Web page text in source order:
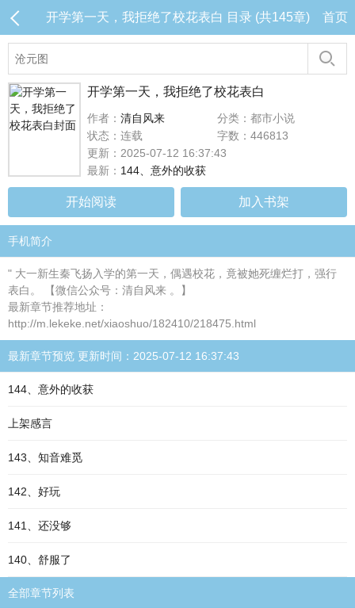
开学第一天，我拒绝了校花表白 目录 (共145章) 首页
开学第一天，我拒绝了校花表白
作者： 清自风来
分类：都市小说
状态：连载
字数：446813
更新：2025-07-12 16:37:43
最新： 144、意外的收获
开始阅读 加入书架
手机简介
" 大一新生秦飞扬入学的第一天，偶遇校花，竟被她死缠烂打，强行
表白。 【微信公众号：清自风来 。】
最新章节推荐地址：
http://m.lekeke.net/xiaoshuo/182410/218475.html
最新章节预览 更新时间：2025-07-12 16:37:43
144、意外的收获
上架感言
143、知音难觅
142、好玩
141、还没够
140、舒服了
全部章节列表